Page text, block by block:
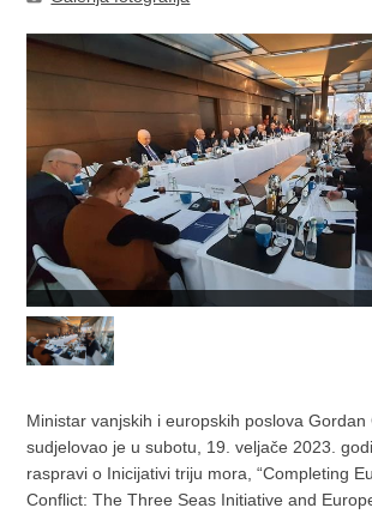
Ministar vanjskih i europskih poslova Gordan
sudjelovao je u subotu, 19. veljače 2023.
raspravi o Inicijativi triju mora, “Completing
Conflict: The Three Seas Initiative and